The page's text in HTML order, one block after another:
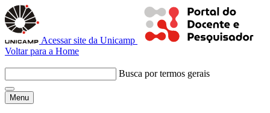
Acessar site da Unicamp
Voltar para a Home
Busca por termos gerais
Menu